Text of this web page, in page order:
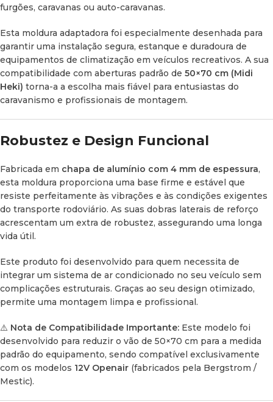
Espessura da Chapa: 4 mm
Material:Alumínio de alta resistência
Peso: 7,02 kg
Sem Adaptações Improvisadas:Garante um acessório
específico que facilita enormemente o processo de
instalação, evitando modificações artesanais que possam
comprometer a integridade da estrutura do teto do veículo.
infiltrações de ar ou água, assegurando a estanqueidade do
habitáculo e o rendimento ótimo do sistema de
climatização.
especializadas como para aficionados do “faça você mesmo”
com conhecimentos básicos de instalação.
Não deixe ao acaso um componente tão crucial no seu
furgões, caravanas ou auto-caravanas.
Esta moldura adaptadora foi especialmente desenhada para
garantir uma instalação segura, estanque e duradoura de
equipamentos de climatização em veículos recreativos. A sua
compatibilidade com aberturas padrão de 50×70 cm (Midi
Heki) torna-a a escolha mais fiável para entusiastas do
caravanismo e profissionais de montagem.
Robustez e Design Funcional
Fabricada em chapa de alumínio com 4 mm de espessura,
esta moldura proporciona uma base firme e estável que
resiste perfeitamente às vibrações e às condições exigentes
do transporte rodoviário. As suas dobras laterais de reforço
acrescentam um extra de robustez, assegurando uma longa
vida útil.
Este produto foi desenvolvido para quem necessita de
integrar um sistema de ar condicionado no seu veículo sem
complicações estruturais. Graças ao seu design otimizado,
permite uma montagem limpa e profissional.
⚠️ Nota de Compatibilidade Importante: Este modelo foi
desenvolvido para reduzir o vão de 50×70 cm para a medida
padrão do equipamento, sendo compatível exclusivamente
com os modelos 12V Openair (fabricados pela Bergstrom /
Mestic).